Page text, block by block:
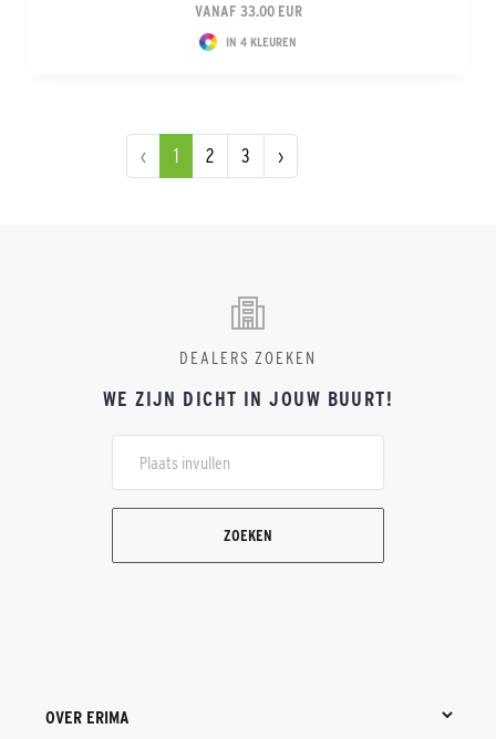
VANAF 33.00 EUR
IN 4 KLEUREN
‹ 1 2 3 ›
DEALERS ZOEKEN
WE ZIJN DICHT IN JOUW BUURT!
ZOEKEN
OVER ERIMA